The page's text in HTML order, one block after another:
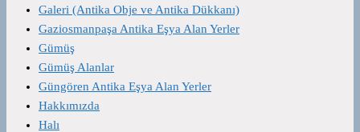
Galeri (Antika Obje ve Antika Dükkanı)
Gaziosmanpaşa Antika Eşya Alan Yerler
Gümüş
Gümüş Alanlar
Güngören Antika Eşya Alan Yerler
Hakkımızda
Halı